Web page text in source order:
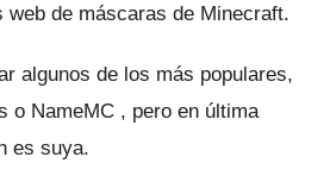
de máscaras de Minecraft.
algunos de los más populares,
o NameMC , pero en última
es suya.